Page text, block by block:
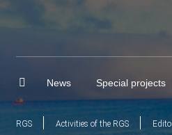
News Special projects
RGS Activities of the RGS